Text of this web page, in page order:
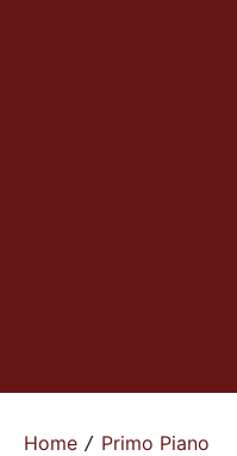
Home / Primo Piano